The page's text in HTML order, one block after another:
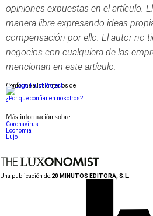
opiniones expuestas en el artículo.
manera libre expresando ideas
compensación por ello. El autor no
negocios con cualquiera de las
mencionan en este artículo.
Conforme a los criterios de
¿Por qué confiar en nosotros?
Más información sobre:
Coronavirus
Economia
Lujo
Una publicación de:20 MINUTOS EDITORA, S.L.